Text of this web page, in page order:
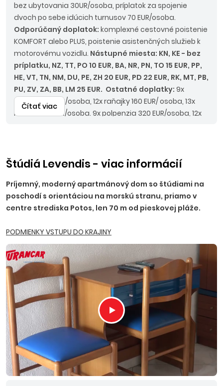
bez ubytovania 30UR/osoba, príplatok za spojenie
dvoch po sebe idúcich turnusov 70 EUR/osoba.
Odporúčaný doplatok: komplexné cestovné poistenie
KOMFORT alebo PLUS, poistenie asistenčných služieb k
motorovému vozidlu. Nástupné miesta: KN, KE - bez
príplatku, NZ, TT, PO 10 EUR, BA, NR, PN, TO 15 EUR, PP,
HE, VT, TN, NM, DU, PE, ZH 20 EUR, PD 22 EUR, RK, MT, PB,
PU, ZV, ZA, BB, LM 25 EUR. Ostatné doplatky: 9x
raňajky 120 EUR/osoba, 12x raňajky 160 EUR/ osoba, 13x
raňajky 175 EUR/osoba. 9x polpenzia 320 EUR/osoba, 12x
Čítať viac
Štúdiá Levendis - viac informácií
Príjemný, moderný apartmánový dom so štúdiami na
poschodí s orientáciou na morskú stranu, priamo v
centre strediska Potos, len 70 m od pieskovej pláže.
PODMIENKY VSTUPU DO KRAJINY